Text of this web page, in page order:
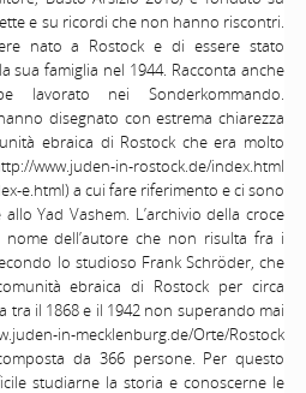
e su ricordi che non hanno riscontri.
nato a Rostock e di essere stato
famiglia nel 1944. Racconta anche
lavorato nei Sonderkommando.
disegnato con estrema chiarezza
ebraica di Rostock che era molto
www.juden-in-rostock.de/index.html
e.html) a cui fare riferimento e ci sono
Yad Vashem. L’archivio della croce
dell’autore che non risulta fra i
lo studioso Frank Schröder, che
ebraica di Rostock per circa
tra il 1868 e il 1942 non superando mai
in-mecklenburg.de/Orte/Rostock
da 366 persone. Per questo
studiarne la storia e conoscerne le